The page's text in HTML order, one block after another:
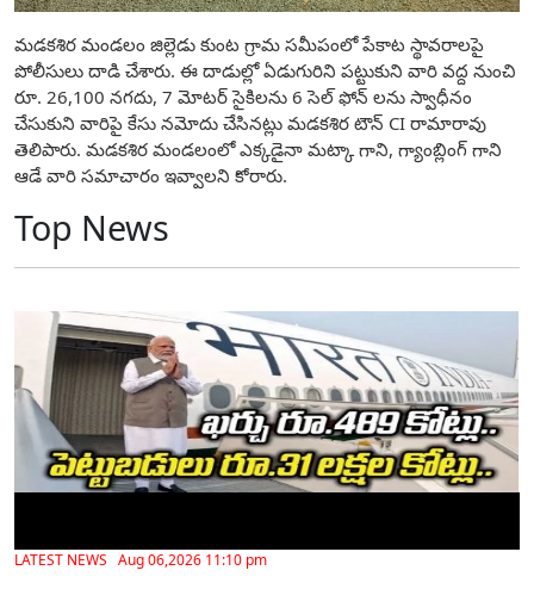
మడకశిర మండలం జిల్లెడు కుంట గ్రామ సమీపంలో పేకాట స్థావరాలపై
పోలీసులు దాడి చేశారు. ఈ దాడుల్లో ఏడుగురిని పట్టుకుని వారి వద్ద నుంచి
రూ. 26,100 నగదు, 7 మోటర్ సైకిలను 6 సెల్ ఫోన్ లను స్వాధీనం
చేసుకుని వారిపై కేసు నమోదు చేసినట్లు మడకశిర టౌన్ CI రామారావు
తెలిపారు. మడకశిర మండలంలో ఎక్కడైనా మట్కా గాని, గ్యాంబ్లింగ్ గాని
ఆడే వారి సమాచారం ఇవ్వాలని కోరారు.
Top News
LATEST NEWS Aug 06,2026 11:10 pm